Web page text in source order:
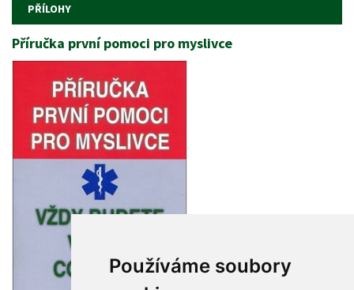
Používáme soubory
PŘÍLOHY
Příručka první pomoci pro myslivce